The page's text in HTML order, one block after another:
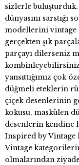
sizlerle
dünyasını sarstığı
modellerini
gerçekten şık
parçayı dilerseniz
yansıttığımız çok
düğmeli eteklerin
çiçek desenlerinin
kokusu, maskülen
desenlerin kendine
Inspired by Vintage
Vintage
olmalarından